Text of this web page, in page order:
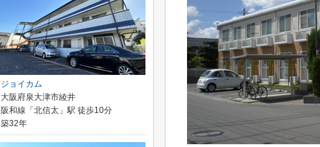
ジョイカム
大阪府泉大津市綾井
阪和線「北信太」駅 徒歩10分
築32年